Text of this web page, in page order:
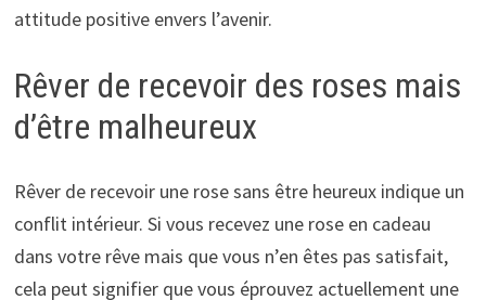
attitude positive envers l’avenir.
Rêver de recevoir des roses mais
d’être malheureux
Rêver de recevoir une rose sans être heureux indique un
conflit intérieur. Si vous recevez une rose en cadeau
dans votre rêve mais que vous n’en êtes pas satisfait,
cela peut signifier que vous éprouvez actuellement une